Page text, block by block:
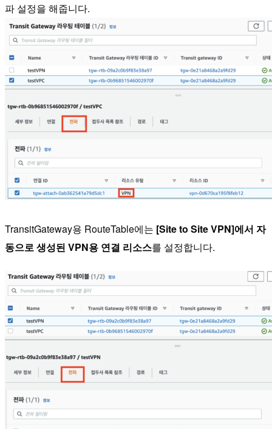
파 설정을 해줍니다.
TransitGateway용 RouteTable에는 [Site to Site VPN]에서 자
동으로 생성된 VPN용 연결 리소스를 설정합니다.